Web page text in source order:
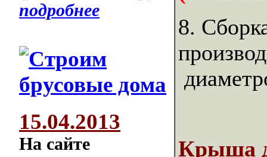
подробнее
15.04.2013
На сайте
8.
Крыша